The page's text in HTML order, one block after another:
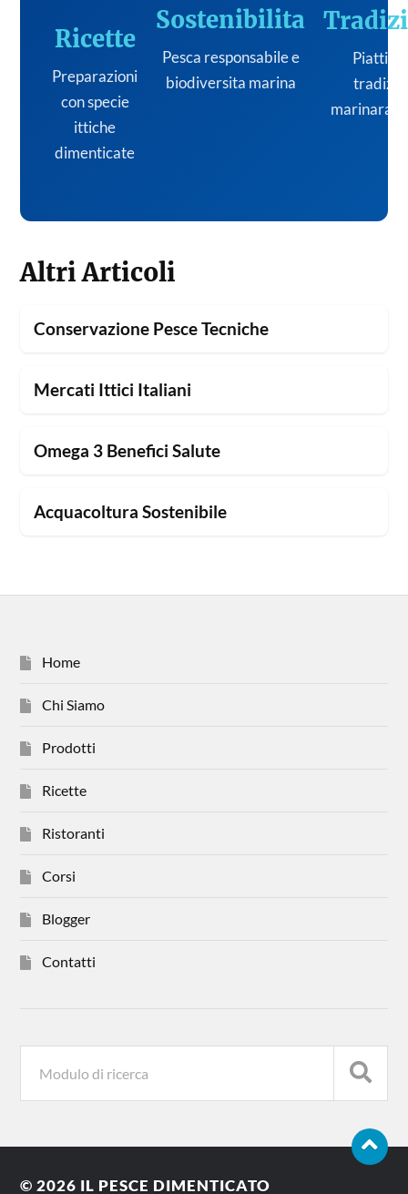
Ricette
Preparazioni
con specie
ittiche
dimenticate
Sostenibilita
Pesca responsabile e
biodiversita marina
Piatti
marinara
Altri Articoli
Conservazione Pesce Tecniche
Mercati Ittici Italiani
Omega 3 Benefici Salute
Acquacoltura Sostenibile
Home
Chi Siamo
Prodotti
Ricette
Ristoranti
Corsi
Blogger
Contatti
© 2026 IL PESCE DIMENTICATO